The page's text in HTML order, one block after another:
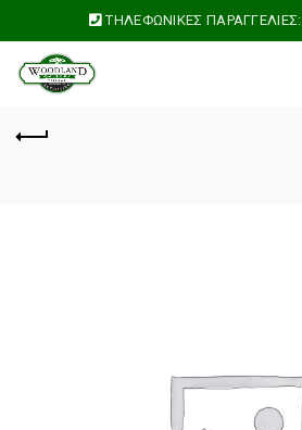
ΤΗΛΕΦΩΝΙΚΕΣ ΠΑΡΑΓΓΕΛΙΕΣ: